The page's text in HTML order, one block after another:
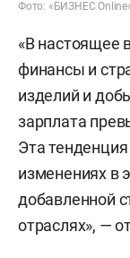
Фото: «БИЗНЕС
«В настоящее
финансы и
изделий и
зарплата
Эта
изменениях в
добавленной
отраслях», —